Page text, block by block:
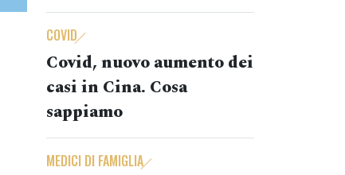
COVID
Covid, nuovo aumento dei
casi in Cina. Cosa
sappiamo
MEDICI DI FAMIGLIA